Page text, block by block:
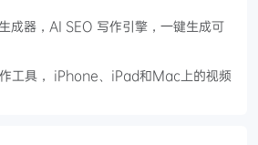
成器，AI SEO 写作引擎，一键生成可
工具， iPhone、iPad和Mac上的视频